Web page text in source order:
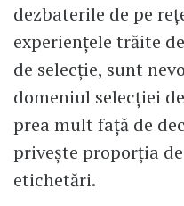
dezbaterile de pe
experiențele trăite
de selecție, sunt
domeniul selecției
prea mult față de
privește proporția
etichetări.